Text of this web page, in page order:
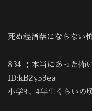
死ぬ程洒落にならない
834 ：本当にあった怖
ID:kB2y53ea
小学3、4年生くらいの